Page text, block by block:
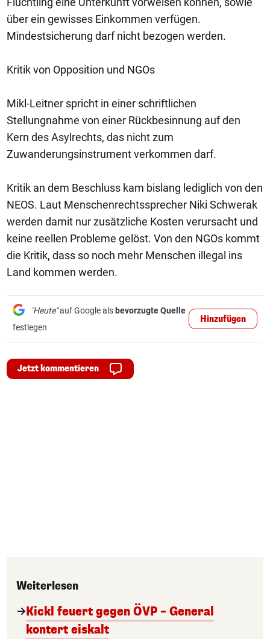
über ein gewisses Einkommen verfügen.
Mindestsicherung darf nicht bezogen werden.
Kritik von Opposition und NGOs
Mikl-Leitner spricht in einer schriftlichen
Stellungnahme von einer Rückbesinnung auf den
Kern des Asylrechts, das nicht zum
Zuwanderungsinstrument verkommen darf.
Kritik an dem Beschluss kam bislang lediglich von den
NEOS. Laut Menschenrechtssprecher Niki Schwerak
werden damit nur zusätzliche Kosten verursacht und
keine reellen Probleme gelöst. Von den NGOs kommt
die Kritik, dass so noch mehr Menschen illegal ins
Land kommen werden.
"Heute"auf Google als bevorzugte Quelle
festlegen
Hinzufügen
Jetzt kommentieren
Weiterlesen
Kickl feuert gegen ÖVP – General
kontert eiskalt